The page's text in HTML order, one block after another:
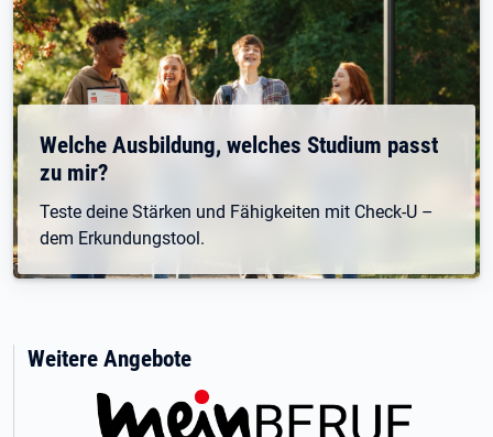
Welche Ausbildung, welches Studium passt
zu mir?
Teste deine Stärken und Fähigkeiten mit Check-U –
dem Erkundungstool.
Weitere Angebote